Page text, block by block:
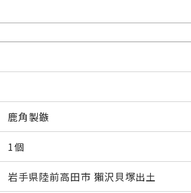
鹿角製鏃
1個
岩手県陸前高田市 獺沢貝塚出土